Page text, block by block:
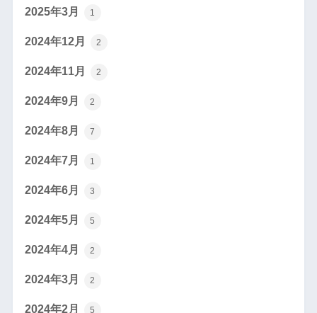
2025年3月 1
2024年12月 2
2024年11月 2
2024年9月 2
2024年8月 7
2024年7月 1
2024年6月 3
2024年5月 5
2024年4月 2
2024年3月 2
2024年2月 5